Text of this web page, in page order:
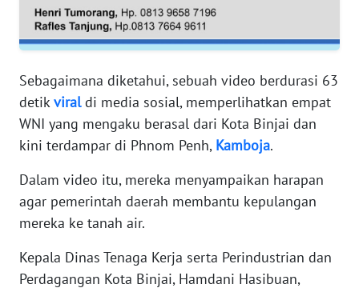
Sebagaimana diketahui, sebuah video berdurasi 63
detikviraldi media sosial, memperlihatkan empat
WNI yang mengaku berasal dari Kota Binjai dan
kini terdampar di Phnom Penh, Kamboja.
Dalam video itu, mereka menyampaikan harapan
agar pemerintah daerah membantu kepulangan
mereka ke tanah air.
Kepala Dinas Tenaga Kerja serta Perindustrian dan
Perdagangan Kota Binjai, Hamdani Hasibuan,
WN
RIAU
SERAMBI
WN
JAMBI
WN
SULTRA
NTB